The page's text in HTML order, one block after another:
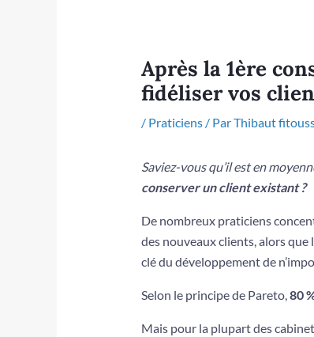
Après la 1ère
fidéliser vos
/ Praticiens/ ParThibaut
Saviez-vous qu’il est en
conserver un client existant ?
De nombreux praticiens
des nouveaux clients, alors
clé du développement de
Selon le principe de Pareto,80
Mais pour la plupart des